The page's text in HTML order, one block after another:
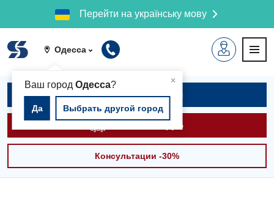
Перейти на українську мову
Одесса
×
Ваш город Одесса?
Да Выбрать другой город
Записаться на приём
Вызвать скорую
Консультации -30%